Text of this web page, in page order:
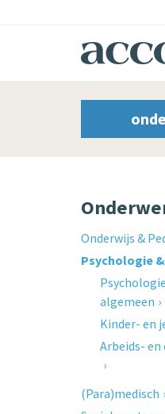
Onderwijs &
Psychologie
algemeen
Kinder- en
Arbeids-
(Para)medisch